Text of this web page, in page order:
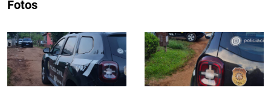
Fotos